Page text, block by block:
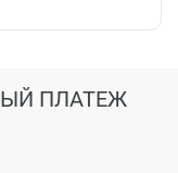
ПЛАТЕЖ